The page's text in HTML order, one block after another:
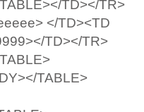
TD></TR>
</TD><TD
TD></TR>
TABLE>